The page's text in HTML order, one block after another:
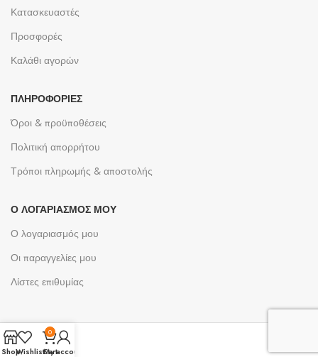
Κατασκευαστές
Προσφορές
Καλάθι αγορών
ΠΛΗΡΟΦΟΡΊΕΣ
Όροι & προϋποθέσεις
Πολιτική απορρήτου
Τρόποι πληρωμής & αποστολής
Ο ΛΟΓΑΡΙΑΣΜΌΣ ΜΟΥ
Ο λογαριασμός μου
Οι παραγγελίες μου
Λίστες επιθυμίας
ShopWishlist
0
Cart
My account